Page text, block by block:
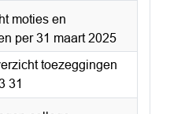
moties en
per 31 maart 2025
toezeggingen
31